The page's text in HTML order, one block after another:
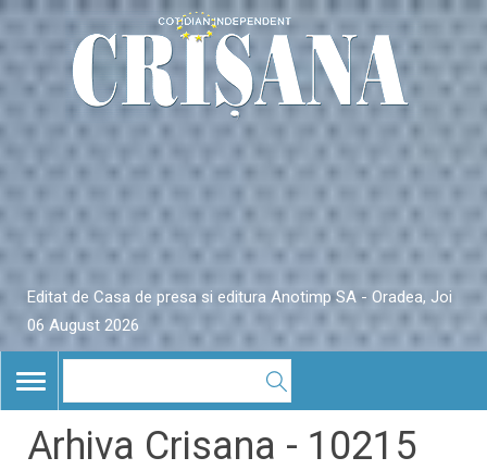
Editat de Casa de presa si editura Anotimp SA - Oradea, Joi
06 August 2026
TOGGLE
NAVIGATION
Arhiva Crisana - 10215